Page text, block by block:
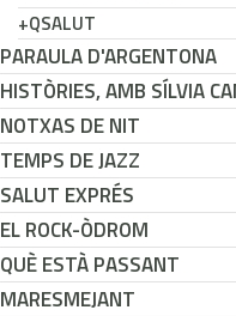
+QSALUT
PARAULA D'ARGENTONA
HISTÒRIES, AMB SÍLVIA
NOTXAS DE NIT
TEMPS DE JAZZ
SALUT EXPRÉS
EL ROCK-ÒDROM
QUÈ ESTÀ PASSANT
MARESMEJANT